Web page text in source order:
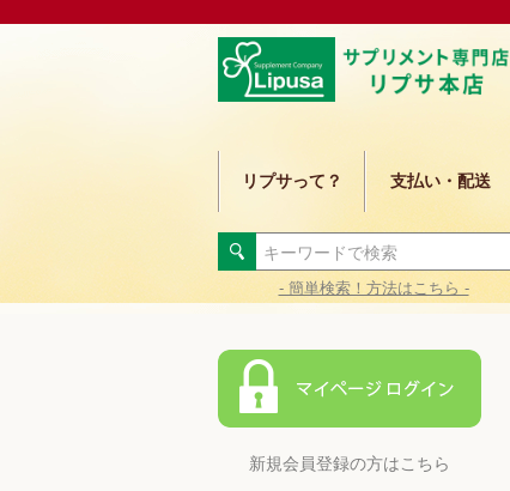
リプサって？ 支払い・配送
- 簡単検索！方法はこちら -
新規会員登録の方はこちら